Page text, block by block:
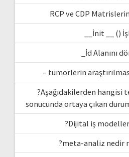
RCP ve CDP
__İnit __ ()
_İd Alanını
– tümörlerin
?Aşağıdakilerden hangisi
sonucunda ortaya çıkan
?Dijital iş
?meta-analiz nedir